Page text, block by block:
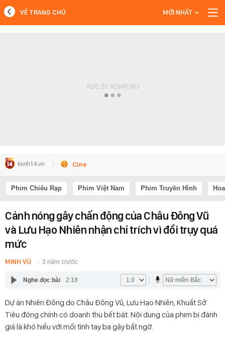
VỀ TRANG CHỦ MỚI NHẤT
Cine
Phim Chiếu Rạp Phim Việt Nam Phim Truyền Hình
Cảnh nóng gây chấn động của Châu Đông Vũ
và Lưu Hạo Nhiên nhận chỉ trích vì đồi trụy quá
mức
MINH VŨ 3 năm trước
Nghe đọc bài 2:18
Dự án Nhiên Đông do Châu Đông Vũ, Lưu Hạo Nhiên, Khuất Sở
Tiêu đóng chính có doanh thu bết bát. Nội dung của phim bị đánh
giá là khó hiểu với mối tình tay ba gây bất ngờ.